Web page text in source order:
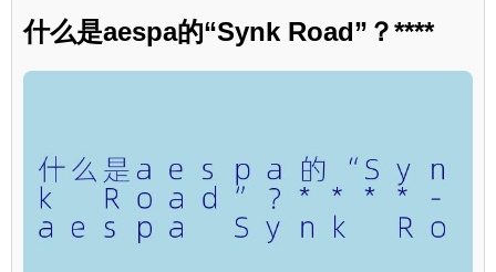
什么是aespa的“Synk Road”？****